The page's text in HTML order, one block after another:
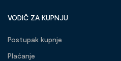
VODIČ ZA KUPNJU
Postupak kupnje
Plaćanje